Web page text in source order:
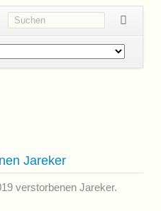
Jareker
verstorbenen Jareker.